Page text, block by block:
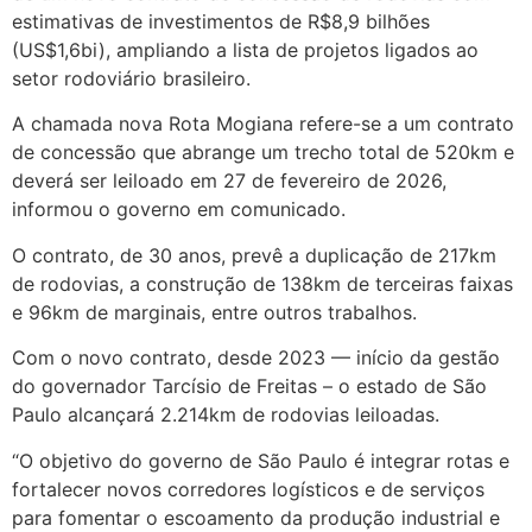
estimativas de investimentos de R$8,9 bilhões
(US$1,6bi), ampliando a lista de projetos ligados ao
setor rodoviário brasileiro.
A chamada nova Rota Mogiana refere-se a um contrato
de concessão que abrange um trecho total de 520km e
deverá ser leiloado em 27 de fevereiro de 2026,
informou o governo em comunicado.
O contrato, de 30 anos, prevê a duplicação de 217km
de rodovias, a construção de 138km de terceiras faixas
e 96km de marginais, entre outros trabalhos.
Com o novo contrato, desde 2023 — início da gestão
do governador Tarcísio de Freitas – o estado de São
Paulo alcançará 2.214km de rodovias leiloadas.
“O objetivo do governo de São Paulo é integrar rotas e
fortalecer novos corredores logísticos e de serviços
para fomentar o escoamento da produção industrial e